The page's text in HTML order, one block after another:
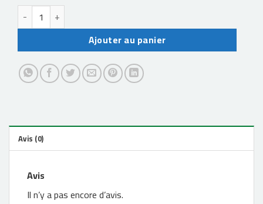
quantité de stand resident evil 9 requiem
Ajouter au panier
Avis (0)
Avis
Il n’y a pas encore d’avis.